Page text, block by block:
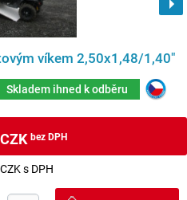
víkem 2,50x1,48/1,40"
Skladem ihned k odběru
bez DPH
s DPH